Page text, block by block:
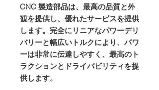
CNC 製造部品は、最高の品質と外
観を提供し、優れたサービスを提供
します。完全にリニアなパワーデリ
バリーと幅広いトルクにより、パワ
ーは非常に伝達しやすく、最高のト
ラクションとドライバビリティを提
供します。